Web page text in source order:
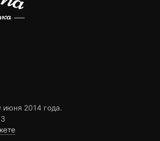
2014 года.